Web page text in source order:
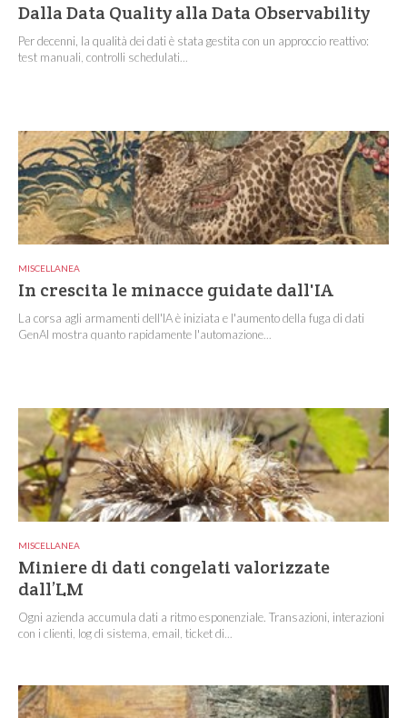
Dalla Data Quality alla Data Observability
Per decenni, la qualità dei dati è stata gestita con un approccio reattivo:
test manuali, controlli schedulati...
MISCELLANEA
In crescita le minacce guidate dall'IA
La corsa agli armamenti dell'IA è iniziata e l'aumento della fuga di dati
GenAI mostra quanto rapidamente l'automazione...
MISCELLANEA
Miniere di dati congelati valorizzate
dall’LM
Ogni azienda accumula dati a ritmo esponenziale. Transazioni, interazioni
con i clienti, log di sistema, email, ticket di...